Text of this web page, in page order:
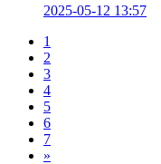
2025-05-12 13:57
1
2
3
4
5
6
7
»